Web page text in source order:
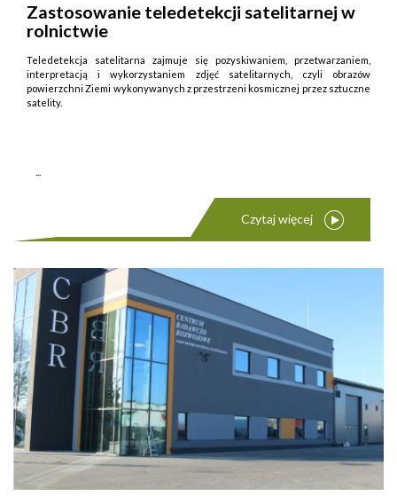
Zastosowanie teledetekcji satelitarnej w
rolnictwie
Teledetekcja satelitarna zajmuje się pozyskiwaniem, przetwarzaniem,
interpretacją i wykorzystaniem zdjęć satelitarnych, czyli obrazów
powierzchni Ziemi wykonywanych z przestrzeni kosmicznej przez sztuczne
satelity.
Czytaj więcej